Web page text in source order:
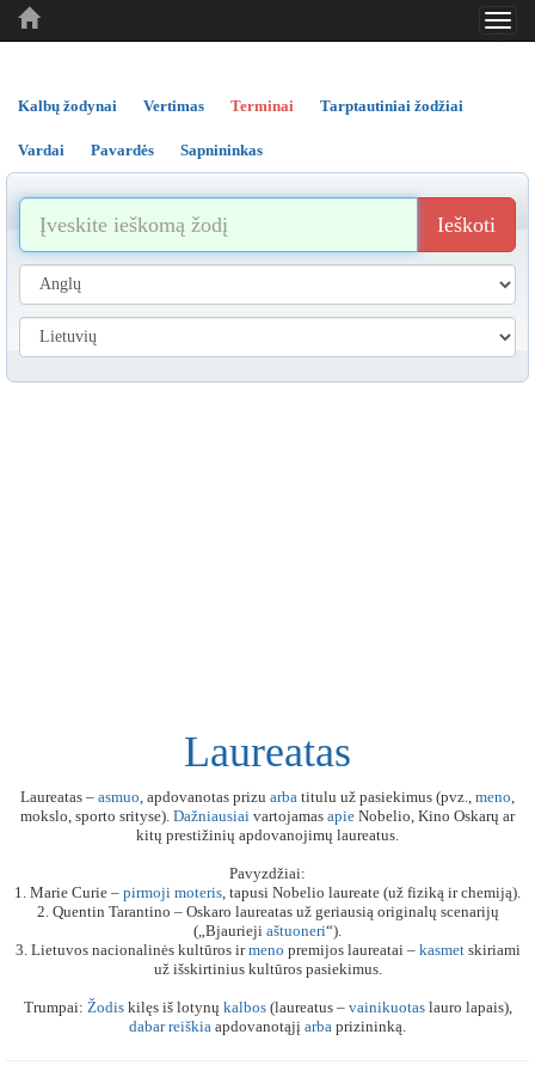
..
..
Kalbų žodynai Vertimas Terminai Tarptautiniai žodžiai
Vardai Pavardės Sapnininkas
Ieškoti
Laureatas
Laureatas – asmuo, apdovanotas prizu arba titulu už pasiekimus (pvz., meno,
mokslo, sporto srityse). Dažniausiai vartojamas apie Nobelio, Kino Oskarų ar
kitų prestižinių apdovanojimų laureatus.
Pavyzdžiai:
1. Marie Curie – pirmoji moteris, tapusi Nobelio laureate (už fiziką ir chemiją).
2. Quentin Tarantino – Oskaro laureatas už geriausią originalų scenarijų
(„Bjaurieji aštuoneri“).
3. Lietuvos nacionalinės kultūros irmeno premijos laureatai – kasmetskiriami
už išskirtinius kultūros pasiekimus.
Trumpai: Žodiskilęs iš lotynų kalbos(laureatus – vainikuotaslauro lapais),
dabar reiškia apdovanotąjį arba prizininką.